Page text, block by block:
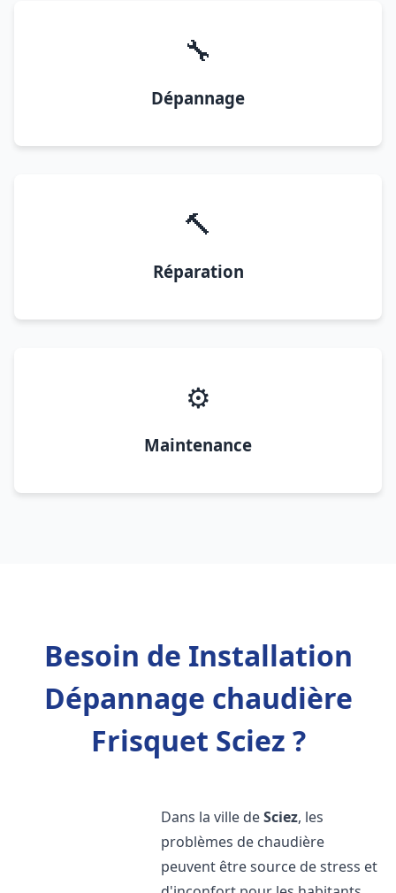
🔧
Dépannage
🔨
Réparation
⚙️
Maintenance
Besoin de Installation
Dépannage chaudière
Frisquet Sciez ?
Dans la ville deSciez, les
problèmes de chaudière
peuvent être source de stress et